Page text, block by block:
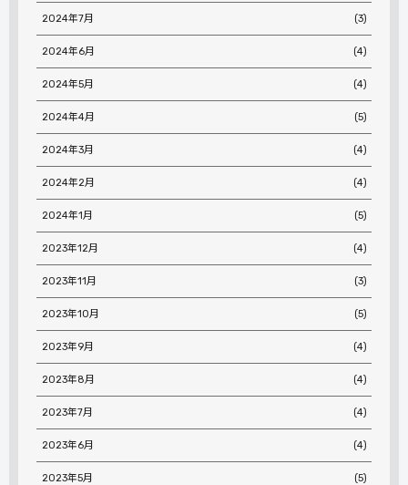
2024年7月 (3)
2024年6月 (4)
2024年5月 (4)
2024年4月 (5)
2024年3月 (4)
2024年2月 (4)
2024年1月 (5)
2023年12月 (4)
2023年11月 (3)
2023年10月 (5)
2023年9月 (4)
2023年8月 (4)
2023年7月 (4)
2023年6月 (4)
2023年5月 (5)